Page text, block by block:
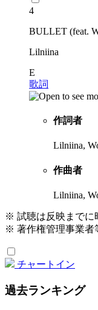
4
BULLET (feat.
Lilniina
E
歌詞
作詞者
Lilniina,
作曲者
Lilniina,
※ 試聴は反映までに
※ 著作権管理事業者
チャートイン
過去ランキング